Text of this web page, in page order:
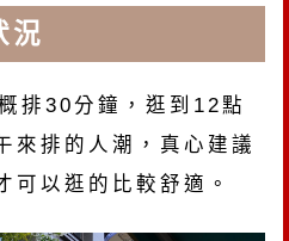
況
排30分鐘，逛到12點
來排的人潮，真心建議
可以逛的比較舒適。